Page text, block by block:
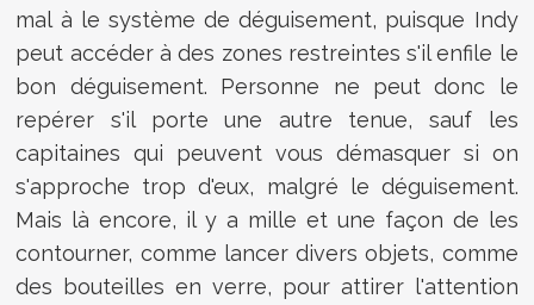
mal à le système de déguisement, puisque Indy
peut accéder à des zones restreintes s'il enfile le
bon déguisement. Personne ne peut donc le
repérer s'il porte une autre tenue, sauf les
capitaines qui peuvent vous démasquer si on
s'approche trop d'eux, malgré le déguisement.
Mais là encore, il y a mille et une façon de les
contourner, comme lancer divers objets, comme
des bouteilles en verre, pour attirer l'attention